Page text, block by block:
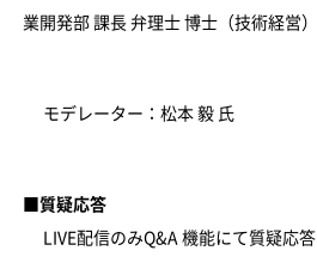
業開発部 課長 弁理士 博士（技術経営
モデレーター：松本 毅 氏
■質疑応答
LIVE配信のみQ&A 機能にて質疑応答